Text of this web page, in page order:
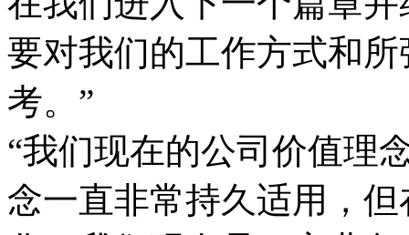
要对我们的工作方式和
考。”
“我们现在的公司价值理
念一直非常持久适用，